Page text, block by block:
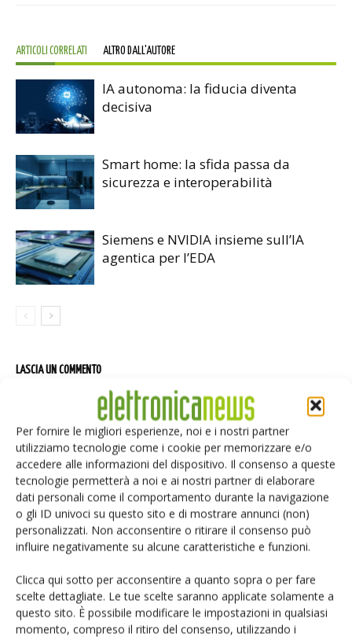
Per fornire le migliori esperienze, noi e i nostri partner
utilizziamo tecnologie come i cookie per memorizzare e/o
accedere alle informazioni del dispositivo. Il consenso a queste
tecnologie permetterà a noi e ai nostri partner di elaborare
dati personali come il comportamento durante la navigazione
o gli ID univoci su questo sito e di mostrare annunci (non)
personalizzati. Non acconsentire o ritirare il consenso può
influire negativamente su alcune caratteristiche e funzioni.
Clicca qui sotto per acconsentire a quanto sopra o per fare
scelte dettagliate. Le tue scelte saranno applicate solamente a
questo sito. È possibile modificare le impostazioni in qualsiasi
momento, compreso il ritiro del consenso, utilizzando i
ARTICOLI CORRELATI ALTRO DALL'AUTORE
IA autonoma: la fiducia diventa
decisiva
Smart home: la sfida passa da
sicurezza e interoperabilità
Siemens e NVIDIA insieme sull’IA
agentica per l’EDA
LASCIA UN COMMENTO